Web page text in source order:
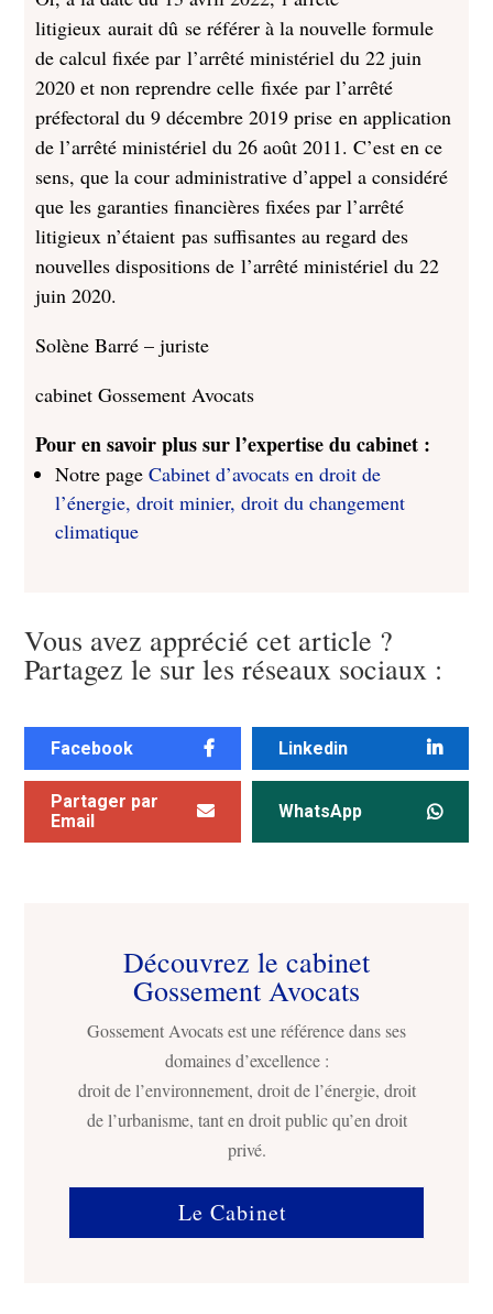
litigieux aurait dû se référer à la nouvelle formule
de calcul fixée par l’arrêté ministériel du 22 juin
2020 et non reprendre celle fixée par l’arrêté
préfectoral du 9 décembre 2019 prise en application
de l’arrêté ministériel du 26 août 2011. C’est en ce
sens, que la cour administrative d’appel a considéré
que les garanties financières fixées par l’arrêté
litigieux n’étaient pas suffisantes au regard des
nouvelles dispositions de l’arrêté ministériel du 22
juin 2020.
Solène Barré – juriste
cabinet Gossement Avocats
Pour en savoir plus sur l’expertise du cabinet :
Notre pageCabinet d’avocats en droit de
l’énergie, droit minier, droit du changement
climatique
Vous avez apprécié cet article ?
Partagez le sur les réseaux sociaux :
Facebook Linkedin
Partager par
Email
WhatsApp
Découvrez le cabinet
Gossement Avocats
Gossement Avocats est une référence dans ses
domaines d’excellence :
droit de l’environnement, droit de l’énergie, droit
de l’urbanisme, tant en droit public qu’en droit
privé.
Le Cabinet